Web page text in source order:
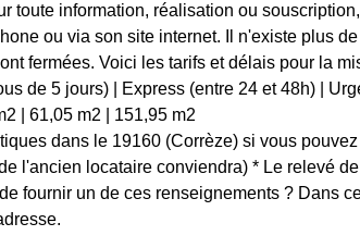
toute information, réalisation ou
ou via son site internet. Il n'existe plus
fermées. Voici les tarifs et délais pour la
de 5 jours) | Express (entre 24 et 48h) |
| 61,05 m2 | 151,95 m2
dans le 19160 (Corrèze) si vous
l'ancien locataire conviendra) * Le relevé
fournir un de ces renseignements ? Dans